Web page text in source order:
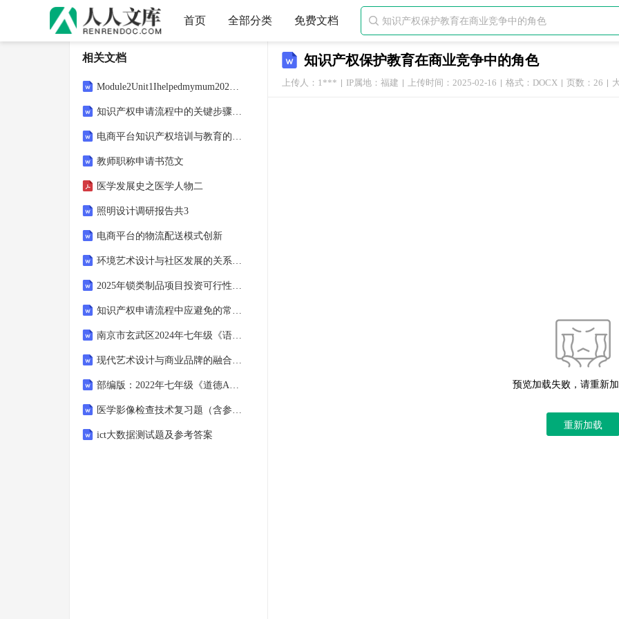
首页 全部分类 免费文档 
知识产权保护教育在商业竞争中的角色
上传人：1*** IP属地：福建 上传时间：2025-02-16 格式：DOCX 页数：26
预览加载失败，请重新
重新加载
相关文档
Module2Unit1Ihelpedmymum2023-2024学年四年级英语
知识产权申请流程中的关键步骤解析
电商平台知识产权培训与教育的重要性
教师职称申请书范文
医学发展史之医学人物二
照明设计调研报告共3
电商平台的物流配送模式创新
环境艺术设计与社区发展的关系研究
2025年锁类制品项目投资可行性研究分析报告
知识产权申请流程中应避免的常见错误和风险
南京市玄武区2024年七年级《语文》上册期末试卷与参考答案
现代艺术设计与商业品牌的融合策略
部编版：2022年七年级《道德A卷》上册期末试卷与参考答案
医学影像检查技术复习题（含参考答案）
ict大数据测试题及参考答案